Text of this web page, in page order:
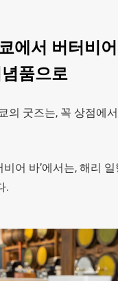
에서 버터비어
품으로
의 굿즈는, 꼭 상점에
비어 바’에서는, 해리
.